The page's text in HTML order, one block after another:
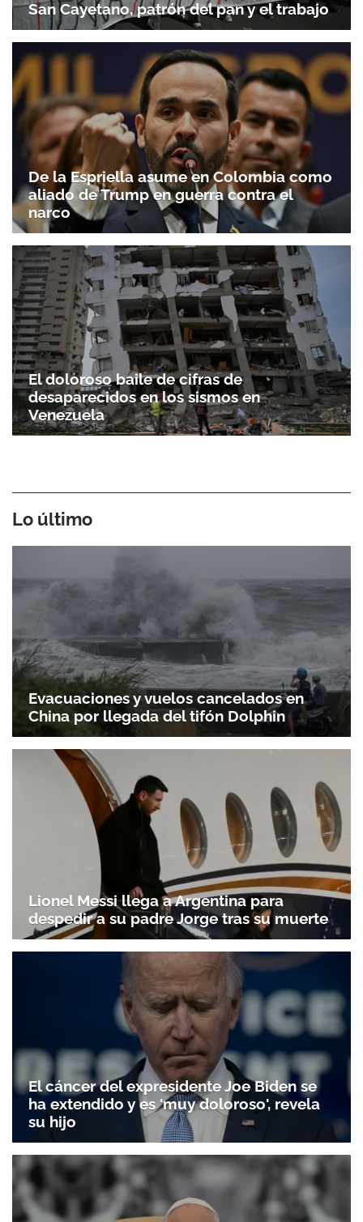
San Cayetano, patrón del pan y el trabajo
De la Espriella asume en Colombia como
aliado de Trump en guerra contra el
narco
El doloroso baile de cifras de
desaparecidos en los sismos en
Venezuela
Lo último
Evacuaciones y vuelos cancelados en
China por llegada del tifón Dolphin
Lionel Messi llega a Argentina para
despedir a su padre Jorge tras su muerte
El cáncer del expresidente Joe Biden se
ha extendido y es 'muy doloroso', revela
su hijo